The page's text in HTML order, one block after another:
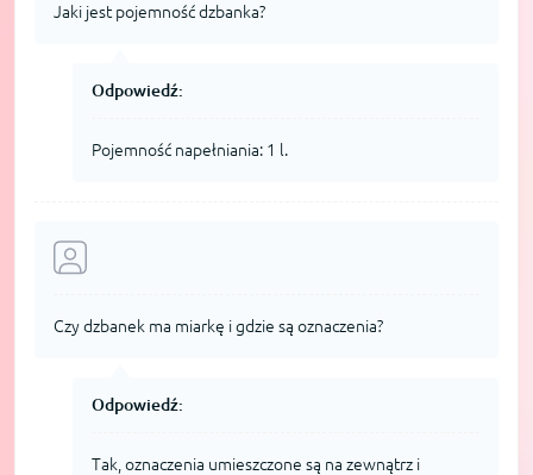
Jaki jest pojemność dzbanka?
Odpowiedź:
Pojemność napełniania: 1 l.
Czy dzbanek ma miarkę i gdzie są oznaczenia?
Odpowiedź:
Tak, oznaczenia umieszczone są na zewnątrz i